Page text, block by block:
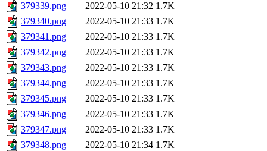
379339.png
2022-05-10 21:32 1.7K
379340.png
2022-05-10 21:33 1.7K
379341.png
2022-05-10 21:33 1.7K
379342.png
2022-05-10 21:33 1.7K
379343.png
2022-05-10 21:33 1.7K
379344.png
2022-05-10 21:33 1.7K
379345.png
2022-05-10 21:33 1.7K
379346.png
2022-05-10 21:33 1.7K
379347.png
2022-05-10 21:33 1.7K
379348.png
2022-05-10 21:34 1.7K